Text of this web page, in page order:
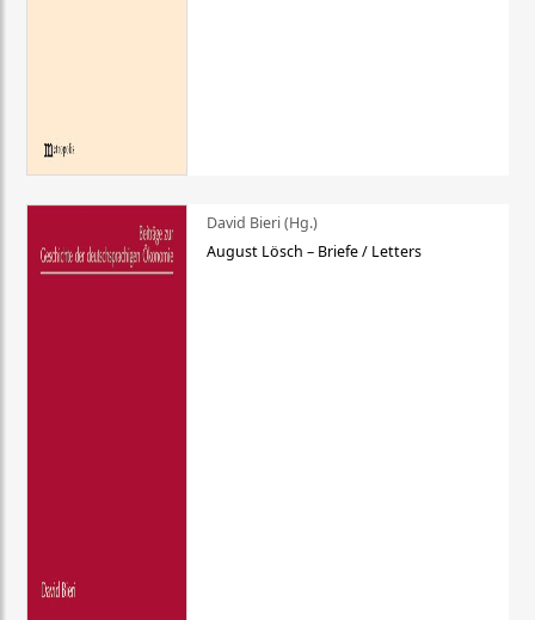
David Bieri (Hg.)
August Lösch – Briefe / Letters